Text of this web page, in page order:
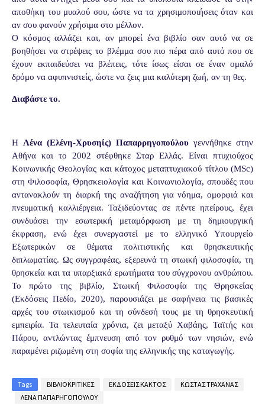
αποθήκη του μυαλού σου, ώστε να τα χρησιμοποιήσεις όταν και
αν σου φανούν χρήσιμα στο μέλλον.
Ο κόσμος αλλάζει και, αν μπορεί ένα βιβλίο σαν αυτό να σε
βοηθήσει να στρέψεις το βλέμμα σου πιο πέρα από αυτό που σε
έχουν εκπαιδεύσει να βλέπεις, τότε ίσως είσαι σε έναν ομαλό
δρόμο να αφυπνιστείς, ώστε να ζεις μια καλύτερη ζωή, αν τη θες.
Διαβάστε το.
Η Λένα (Ελένη-Χρυσηίς) Παπαρρηγοπούλου γεννήθηκε στην
Αθήνα και το 2002 στέφθηκε Σταρ Ελλάς. Είναι πτυχιούχος
Κοινωνικής Θεολογίας και κάτοχος μεταπτυχιακού τίτλου (MSc)
στη Φιλοσοφία, Θρησκειολογία και Κοινωνιολογία, σπουδές που
αντανακλούν τη διαρκή της αναζήτηση για νόημα, ομορφιά και
πνευματική καλλιέργεια. Ταξιδεύοντας σε πέντε ηπείρους, έχει
συνδυάσει την εσωτερική μεταμόρφωση με τη δημιουργική
έκφραση, ενώ έχει συνεργαστεί με το ελληνικό Υπουργείο
Εξωτερικών σε θέματα πολιτιστικής και θρησκευτικής
διπλωματίας. Ως συγγραφέας, εξερευνά τη στωική φιλοσοφία, τη
θρησκεία και τα υπαρξιακά ερωτήματα του σύγχρονου ανθρώπου.
Το πρώτο της βιβλίο, Στωική Φιλοσοφία της Θρησκείας
(Εκδόσεις Πεδίο, 2020), παρουσιάζει με σαφήνεια τις βασικές
αρχές του στωικισμού και τη σύνδεσή τους με τη θρησκευτική
εμπειρία. Τα τελευταία χρόνια, ζει μεταξύ Χαβάης, Ταϊτής και
Πάρου, αντλώντας έμπνευση από τον ρυθμό των νησιών, ενώ
παραμένει ριζωμένη στη σοφία της ελληνικής της καταγωγής.
Tags ΒΙΒΛΙΟΚΡΙΤΙΚΕΣ ΕΚΔΟΣΕΙΣ ΚΑΚΤΟΣ
ΚΩΣΤΑΣ ΤΡΑΧΑΝΑΣ
ΛΕΝΑ ΠΑΠΑΡΗΓΟΠΟΥΛΟΥ